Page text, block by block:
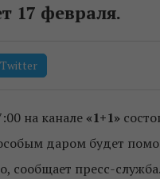
17 февраля.
Twitter
на канале «1+1»
даром будет
сообщает пресс-служба.